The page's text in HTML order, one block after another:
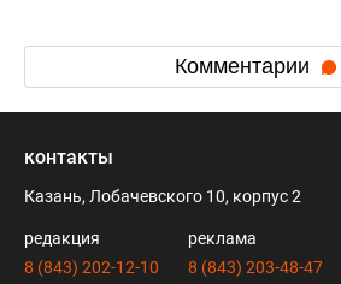
Комментарии
контакты
Казань, Лобачевского 10, корпус 2
редакция
8 (843) 202-12-10
реклама
8 (843) 203-48-47